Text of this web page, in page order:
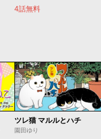
4話無料
ツレ猫 マルルとハチ
園田ゆり